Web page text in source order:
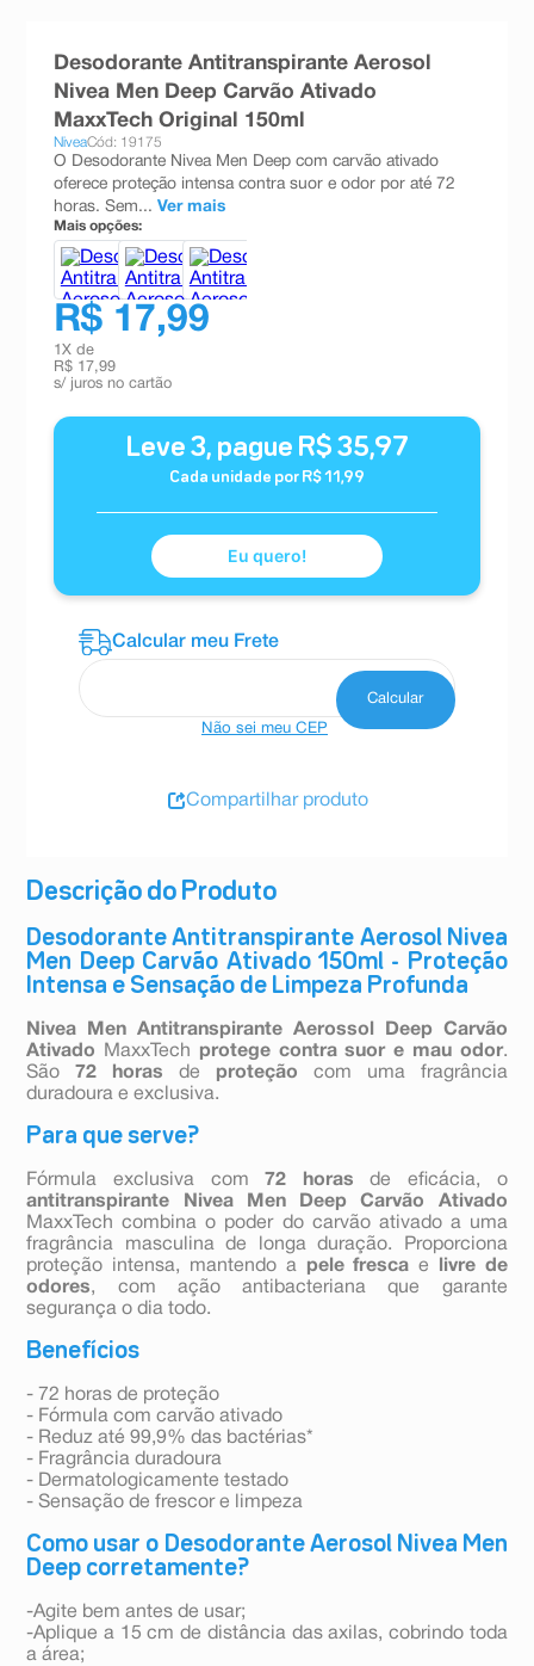
Descrição do Produto
Desodorante Antitranspirante Aerosol Nivea
Men Deep Carvão Ativado 150ml - Proteção
Intensa e Sensação de Limpeza Profunda
Nivea Men Antitranspirante Aerossol Deep Carvão
Ativado
MaxxTech protege contra suor e mau odor.
São
72 horas de proteção com uma fragrância
duradoura e exclusiva.
Para que serve?
Fórmula exclusiva com 72 horas de eficácia, o
antitranspirante Nivea Men Deep Carvão Ativado
MaxxTech combina o poder do carvão ativado a uma
fragrância masculina de longa duração. Proporciona
proteção intensa, mantendo a
pele fresca e livre de
odores, com ação antibacteriana que garante
segurança o dia todo.
Benefícios
- 72 horas de proteção
- Fórmula com carvão ativado
- Reduz até 99,9% das bactérias*
- Fragrância duradoura
- Dermatologicamente testado
- Sensação de frescor e limpeza
Como usar o Desodorante Aerosol Nivea Men
Deep corretamente?
-Agite bem antes de usar;
-Aplique a 15 cm de distância das axilas, cobrindo toda
a área;
Desodorante Antitranspirante Aerosol
Nivea Men Deep Carvão Ativado
MaxxTech Original 150ml
NiveaCód: 19175
O Desodorante Nivea Men Deep com carvão ativado
oferece proteção intensa contra suor e odor por até 72
horas. Sem... Ver mais
Mais opções:
R$ 17,99
1 X de
R$ 17,99
s/ juros no cartão
Leve 3, pague R$ 35,97
Cada unidade por R$11 ,99
Eu quero!
Não sei meu CEP
Compartilhar produto
absorvente
ºshampoo